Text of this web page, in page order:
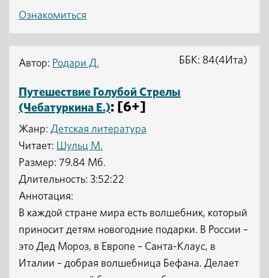
Ознакомиться
Автор: Родари Д.
Путешествие Голубой Стрелы
(Чебатуркина Е.): [6+]
Жанр: Детская литература
Читает: Шульц М.
ББК: 84(4Ита)
Размер: 79.84 Мб.
Длительность: 3:52:22
Аннотация:
В каждой стране мира есть волшебник, который
приносит детям новогодние подарки. В России –
это Дед Мороз, в Европе – Санта-Клаус, в
Италии – добрая волшебница Бефана. Делает